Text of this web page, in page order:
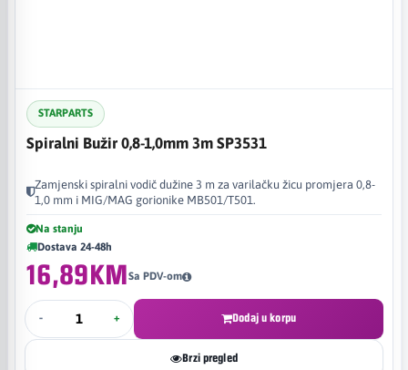
STARPARTS
Spiralni Bužir 0,8-1,0mm 3m SP3531
Zamjenski spiralni vodič dužine 3 m za varilačku žicu promjera 0,8-
1,0 mm i MIG/MAG gorionike MB501/T501.
Na stanju
Dostava 24-48h
16,89KMSa PDV-om
- + Dodaj u korpu
Brzi pregled